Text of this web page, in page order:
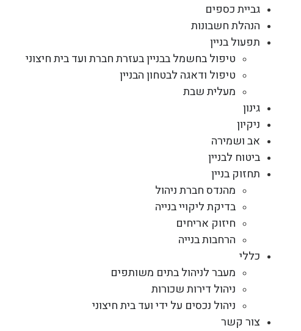
גביית כספים
הנהלת חשבונות
תפעול בניין
טיפול בחשמל בבניין בעזרת חברת ועד בית חיצוני
טיפול ודאגה לבטחון הבניין
מעלית שבת
גינון
ניקיון
אב ושמירה
ביטוח לבניין
תחזוק בניין
מהנדס חברת ניהול
בדיקת ליקויי בנייה
חיזוק אריחים
הרחבות בנייה
כללי
מעבר לניהול בתים משותפים
ניהול דירות שכורות
ניהול נכסים על ידי ועד בית חיצוני
צור קשר